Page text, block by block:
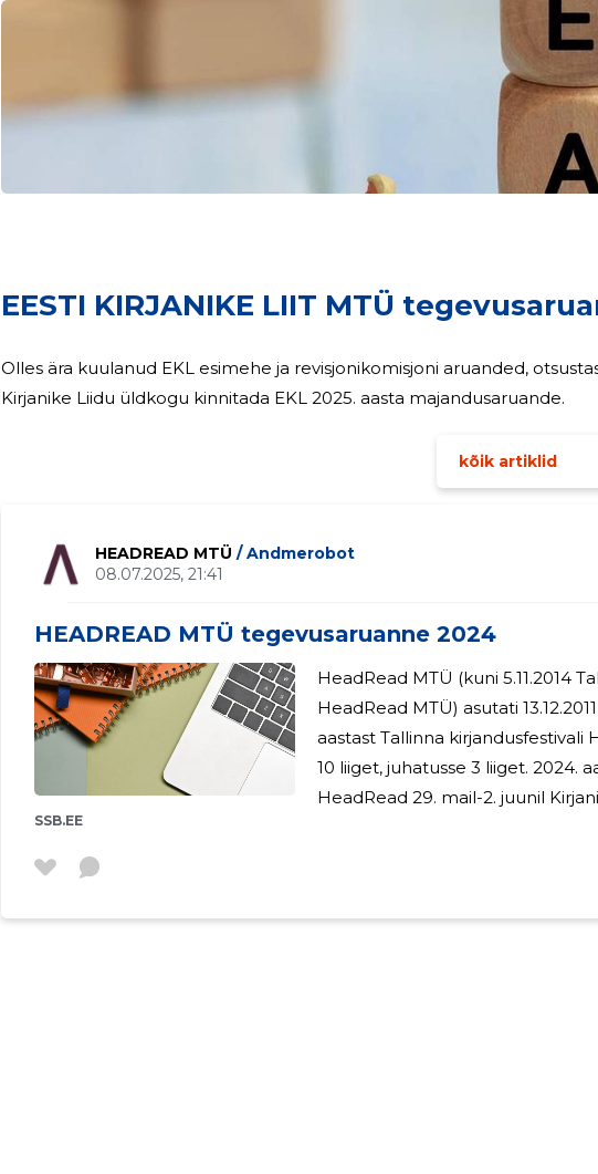
EESTI KIRJANIKE LIIT MTÜ
Olles ära kuulanud EKL esimehe ja revisjonikomisjoni aruanded,
Kirjanike Liidu üldkogu kinnitada EKL 2025. aasta majandusaruande.
kõik artiklid
HEADREAD MTÜ / Andmerobot
08.07.2025, 21:41
HEADREAD MTÜ tegevusaruanne 2024
SSB.EE
HeadRead MTÜ (kuni 5.11.2014
HeadRead MTÜ) asutati
aastast Tallinna kirjandusfestivali
10 liiget, juhatusse 3 liiget. 2024. aastal toimus festival
HeadRead 29. mail-2. juunil
jutuvestjat, tõlkijat, ajaloolast,
tähelepanu. MTÜ-l on aruandeperioodil 2024 üks palgaline